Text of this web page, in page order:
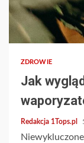
2 min read
ZDROWIE
Jak
Redakcja 1Tops.pl